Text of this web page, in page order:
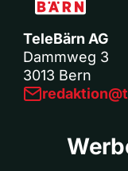
TeleBärn AG
Dammweg 3
3013 Bern